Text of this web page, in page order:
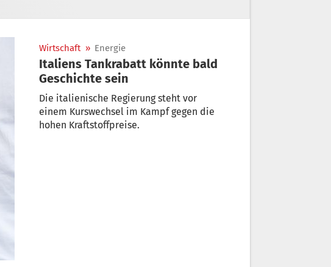
Wirtschaft » Energie
Italiens Tankrabatt könnte bald
Geschichte sein
Die italienische Regierung steht vor
einem Kurswechsel im Kampf gegen die
hohen Kraftstoffpreise.